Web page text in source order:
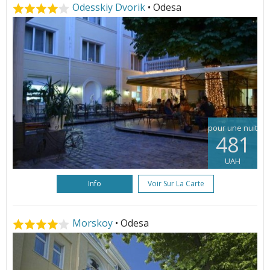
Odesskiy Dvorik • Odesa
pour une nuit
481
UAH
Info Voir Sur La Carte
Morskoy • Odesa